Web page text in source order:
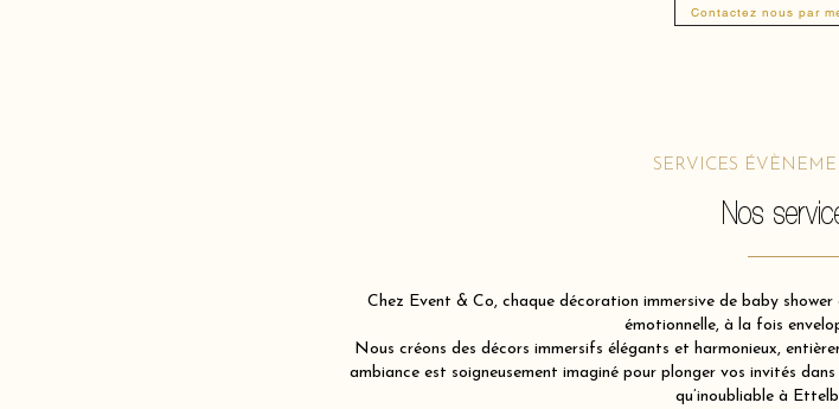
Contactez nous par
SERVICES
Nos
Chez Event & Co, chaque décoration immersive de baby
émotionnelle, à la fois
Nous créons des décors immersifs élégants et harmonieux,
ambiance est soigneusement imaginé pour plonger vos invités
qu’inoubliable à